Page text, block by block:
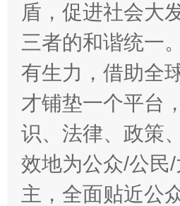
盾，促进社会大
三者的和谐统一
有生力，借助全
才铺垫一个平台
识、法律、政策
效地为公众/公民
主，全面贴近公